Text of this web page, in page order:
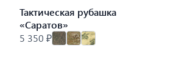
Тактическая рубашка
«Саратов»
5 350 ₽